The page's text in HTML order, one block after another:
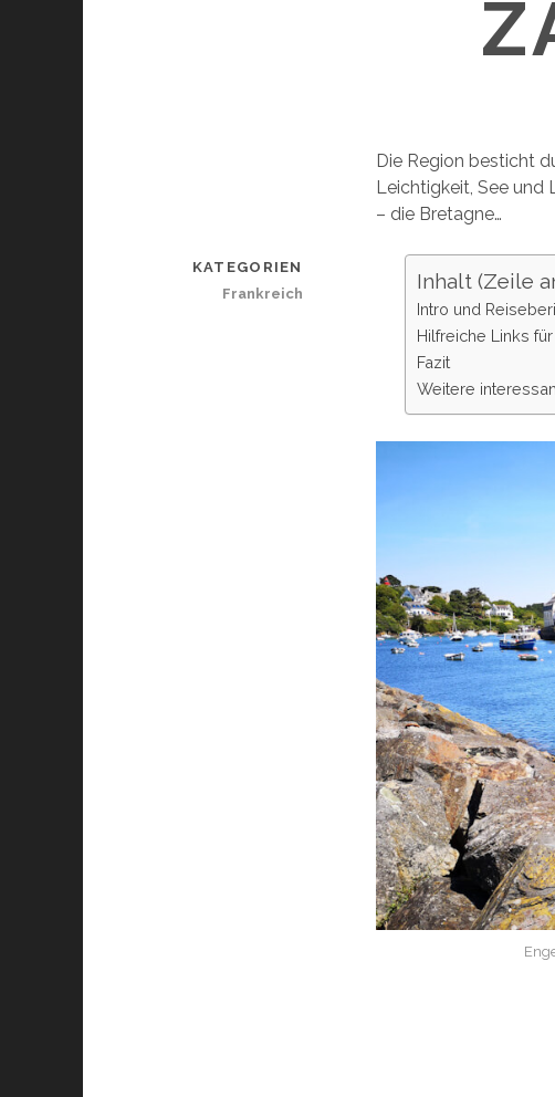
Die Region besticht
Leichtigkeit, See und
– die Bretagne…
Inhalt (Zeile
Intro und
Hilfreiche Links
Fazit
Weitere
KATEGORIEN
Frankreich